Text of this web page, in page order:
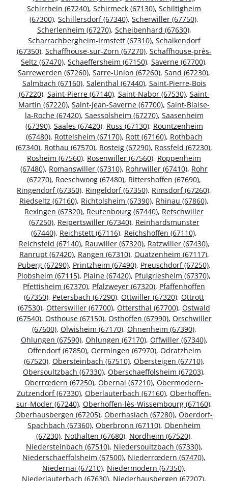
Schirrhein (67240), Schirmeck (67130), Schiltigheim
(67300), Schillersdorf (67340), Scherwiller (67750),
Scherlenheim (67270), Scheibenhard (67630),
Scharrachbergheim-Irmstett (67310), Schalkendorf
(67350), Schaffhouse-sur-Zorn (67270), Schaffhouse-près-
Seltz (67470), Schaeffersheim (67150), Saverne (67700),
Sarrewerden (67260), Sarre-Union (67260), Sand (67230),
Salmbach (67160), Salenthal (67440), Saint-Pierre-Bois
(67220), Saint-Pierre (67140), Saint-Nabor (67530), Saint-
Martin (67220), Saint-Jean-Saverne (67700), Saint-Blaise-
la-Roche (67420), Saessolsheim (67270), Saasenheim
(67390), Saales (67420), Russ (67130), Rountzenheim
(67480), Rottelsheim (67170), Rott (67160), Rothbach
(67340), Rothau (67570), Rosteig (67290), Rossfeld (67230),
Rosheim (67560), Rosenwiller (67560), Roppenheim
(67480), Romanswiller (67310), Rohrwiller (67410), Rohr
(67270), Roeschwoog (67480), Rittershoffen (67690),
Ringendorf (67350), Ringeldorf (67350), Rimsdorf (67260),
Riedseltz (67160), Richtolsheim (67390), Rhinau (67860),
Rexingen (67320), Reutenbourg (67440), Retschwiller
(67250), Reipertswiller (67340), Reinhardsmunster
(67440), Reichstett (67116), Reichshoffen (67110),
Reichsfeld (67140), Rauwiller (67320), Ratzwiller (67430),
Ranrupt (67420), Rangen (67310), Quatzenheim (67117),
Puberg (67290), Printzheim (67490), Preuschdorf (67250),
Plobsheim (67115), Plaine (67420), Pfulgriesheim (67370),
Pfettisheim (67370), Pfalzweyer (67320), Pfaffenhoffen
(67350), Petersbach (67290), Ottwiller (67320), Ottrott
(67530), Otterswiller (67700), Ottersthal (67700), Ostwald
(67540), Osthouse (67150), Osthoffen (67990), Orschwiller
(67600), Olwisheim (67170), Ohnenheim (67390),
Ohlungen (67590), Ohlungen (67170), Offwiller (67340),
Offendorf (67850), Oermingen (67970), Odratzheim
(67520), Obersteinbach (67510), Obersteigen (67710),
Obersoultzbach (67330), Oberschaeffolsheim (67203),
Oberrœdern (67250), Obernai (67210), Obermodern-
Zutzendorf (67330), Oberlauterbach (67160), Oberhoffen-
sur-Moder (67240), Oberhoffen-lès-Wissembourg (67160),
Oberhausbergen (67205), Oberhaslach (67280), Oberdorf-
Spachbach (67360), Oberbronn (67110), Obenheim
(67230), Nothalten (67680), Nordheim (67520),
Niedersteinbach (67510), Niedersoultzbach (67330),
Niederschaeffolsheim (67500), Niederrœdern (67470),
Niedernai (67210), Niedermodern (67350),
Niederlauterbach (67630), Niederhausbergen (67207),